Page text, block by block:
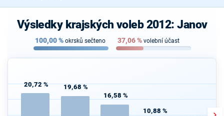
Výsledky krajských voleb 2012: Janov
100,00% okrsků sečteno 37,06% volební účast
20,72 % 19,68 %
16,58 %
10,88 %